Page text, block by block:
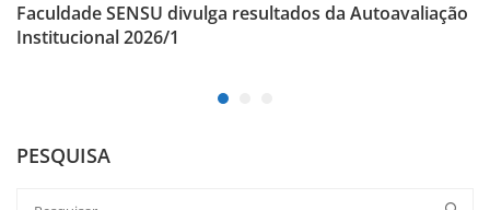
Faculdade SENSU divulga resultados da Autoavaliação
Institucional 2026/1
PESQUISA